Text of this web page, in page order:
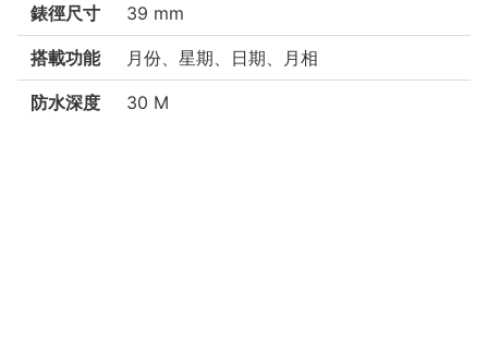
錶徑尺寸 39 mm
搭載功能 月份、星期、日期、月相
防水深度 30 M